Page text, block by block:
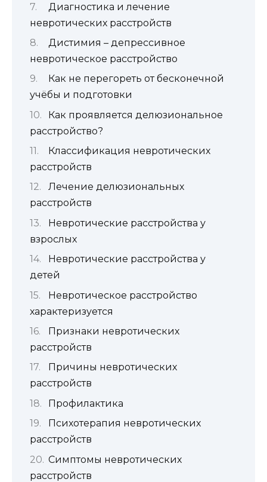
Диагностика и лечение
невротических расстройств
Дистимия – депрессивное
невротическое расстройство
Как не перегореть от бесконечной
учёбы и подготовки
Как проявляется делюзиональное
расстройство?
Классификация невротических
расстройств
Лечение делюзиональных
расстройств
Невротические расстройства у
взрослых
Невротические расстройства у
детей
Невротическое расстройство
характеризуется
Признаки невротических
расстройств
Причины невротических
расстройств
Профилактика
Психотерапия невротических
расстройств
Симптомы невротических
расстройств